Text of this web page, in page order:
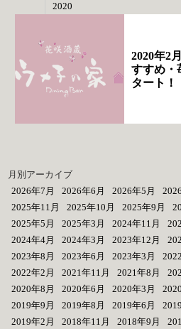
2020
2020年2
すすめ・
タート！
月別アーカイブ
2026年7月
2026年6月 2026年5月
2025年11月
2025年10月 2025年9月
2025年5月
2025年3月 2024年11月
2024年4月
2024年3月 2023年12月
2023年8月
2023年6月 2023年3月
2022年2月
2021年11月 2021年8月
2020年8月
2020年6月 2020年3月
2019年9月
2019年8月 2019年6月
2019年2月
2018年11月 2018年9月